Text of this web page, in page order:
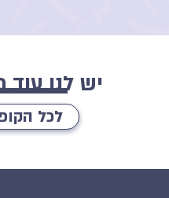
יש לנו
לכל